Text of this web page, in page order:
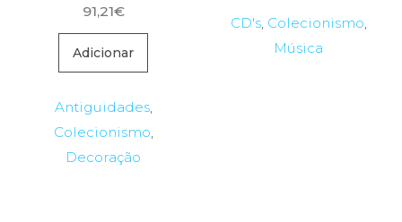
91,21€
Adicionar
Antiguidades,
Colecionismo,
Decoração
CD's, Colecionismo,
Música